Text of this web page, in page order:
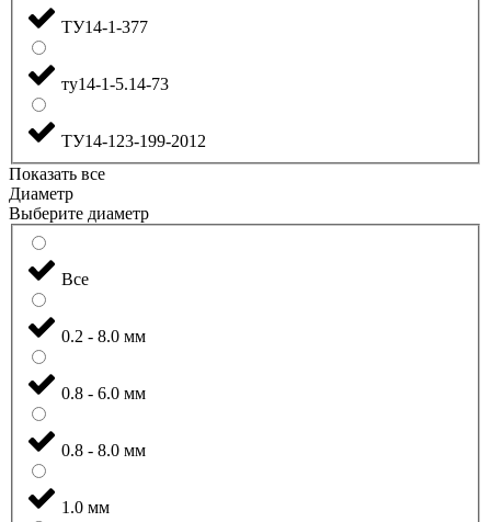
ТУ14-1-377
ту14-1-5.14-73
ТУ14-123-199-2012
Показать все
Диаметр
Выберите диаметр
Все
0.2 - 8.0 мм
0.8 - 6.0 мм
0.8 - 8.0 мм
1.0 мм